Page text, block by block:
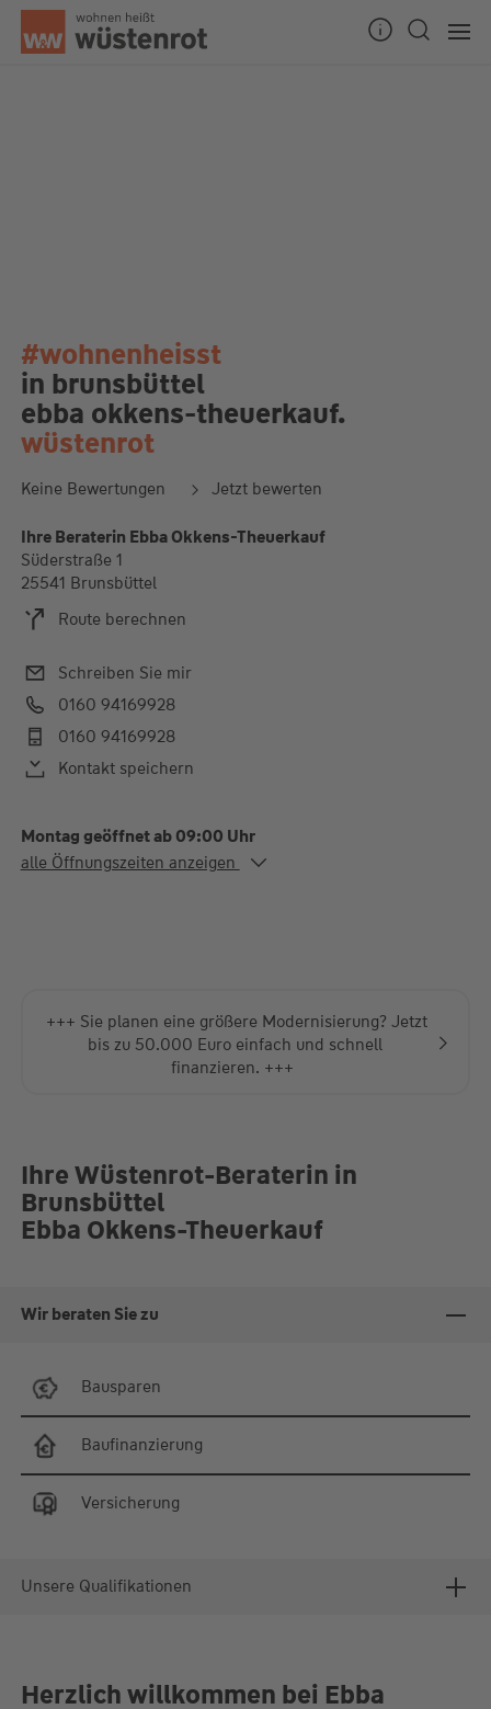
#wohnenheisst
in brunsbüttel
ebba okkens-theuerkauf.
wüstenrot
Keine Bewertungen Jetzt bewerten
Ihre Beraterin Ebba Okkens-Theuerkauf
Süderstraße 1
25541 Brunsbüttel
Route berechnen
Schreiben Sie mir
0160 94169928
0160 94169928
Kontakt speichern
Montag geöffnet ab 09:00 Uhr
Alle Öffnungszeiten
09:00-12:00 Uhr
und nach Vereinbarung
alle Öffnungszeiten anzeigen
+++ Sie planen eine größere Modernisierung? Jetzt
bis zu 50.000 Euro einfach und schnell
finanzieren. +++
Ihre Wüstenrot-Beraterin in
Brunsbüttel
Ebba Okkens-Theuerkauf
Wir beraten Sie zu
Bausparen
Baufinanzierung
Versicherung
Unsere Qualifikationen
Herzlich willkommen bei Ebba